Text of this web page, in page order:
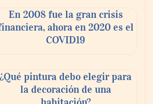
En 2008 fue la gran crisis
ahora en 2020 es el
COVID19
¿Qué pintura debo elegir para
la decoración de una